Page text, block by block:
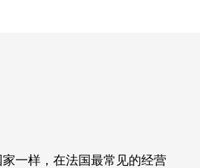
一样，在法国最常见的经营